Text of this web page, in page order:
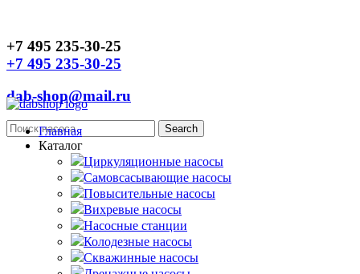
+7 495 235-30-25
+7 495 235-30-25
dab-shop@mail.ru
Главная
Каталог
Циркуляционные насосы
Самовсасывающие насосы
Повысительные насосы
Вихревые насосы
Насосные станции
Колодезные насосы
Скважинные насосы